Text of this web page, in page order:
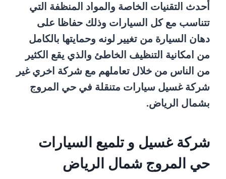
أحدث التقنيات الخاصة والمواد المنظفة التي
تتناسب مع كل السيارات وذلك حفاظا على
دهان السيارة من تغيير لونه وحمايتها بالكامل
من امكانية التنظيف الخاطئ والذي يقع الكثير
من الناس من خلال تعاملهم مع شركة اخري غير
شركة غسيل سيارات متنقلة في حي المروج
بشمال الرياض.
شركة غسيل و تلميع السيارات
حي المروج شمال الرياض